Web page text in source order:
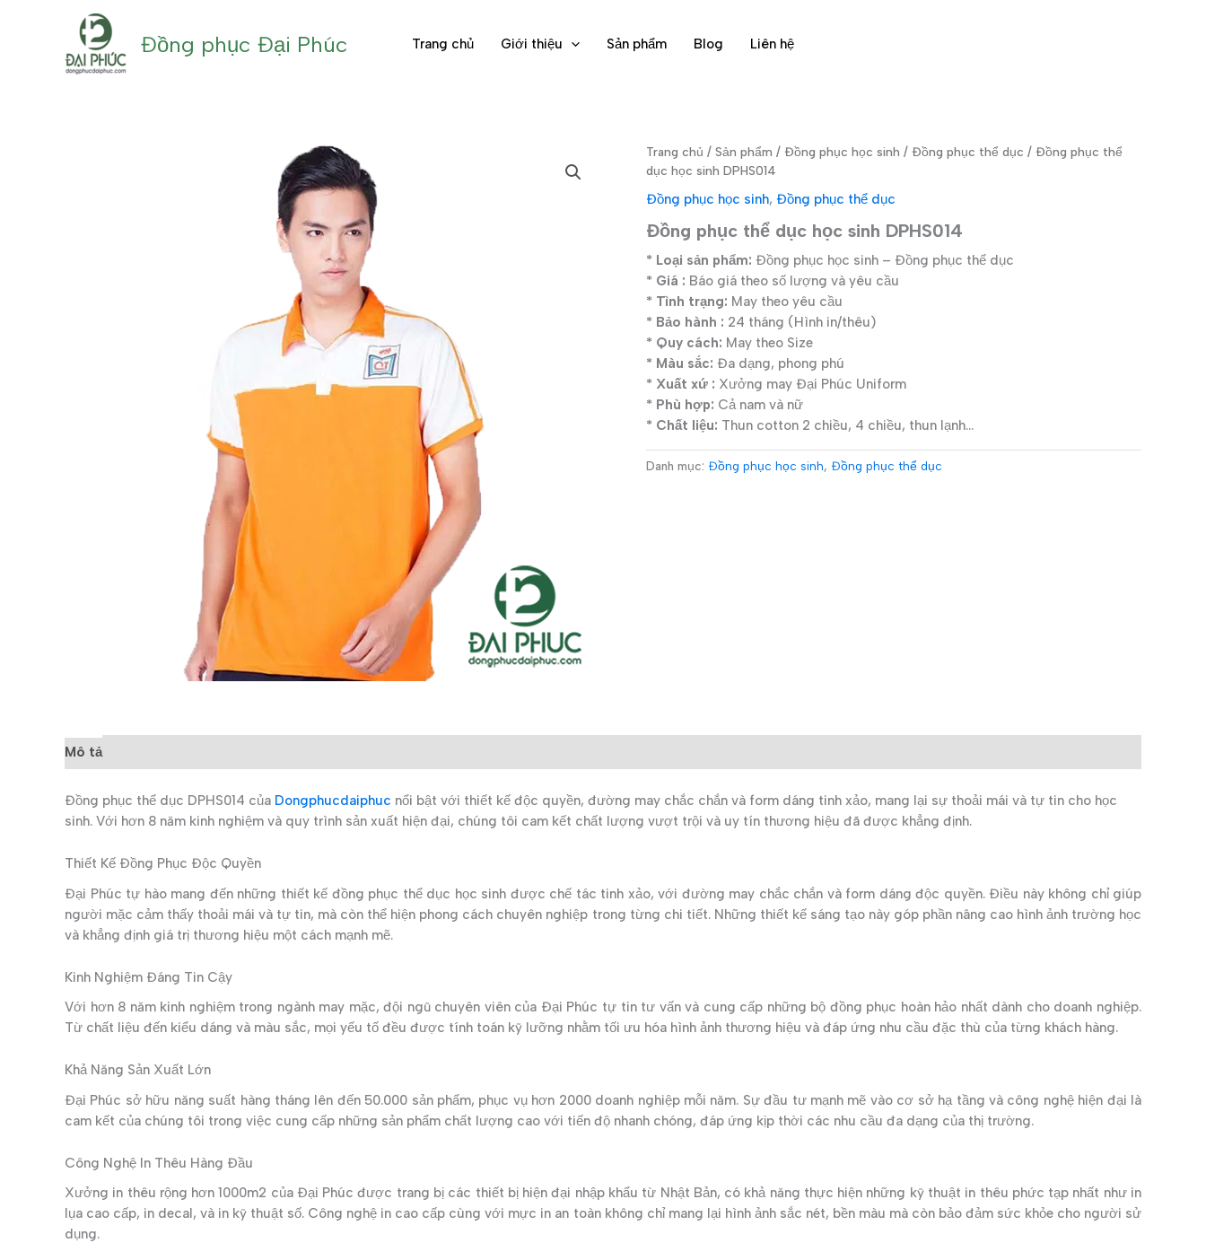
Đồng phục Đại Phúc Trang chủ Giới thiệu Sản phẩm Blog Liên hệ
Trang chủ / Sản phẩm / Đồng phục học sinh / Đồng phục thể dục / Đồng phục thể
dục học sinh DPHS014
Đồng phục học sinh, Đồng phục thể dục
Đồng phục thể dục học sinh DPHS014
* Loại sản phẩm: Đồng phục học sinh – Đồng phục thể dục
* Giá : Báo giá theo số lượng và yêu cầu
* Tình trạng: May theo yêu cầu
* Bảo hành : 24 tháng (Hình in/thêu)
* Quy cách: May theo Size
* Màu sắc: Đa dạng, phong phú
* Xuất xứ : Xưởng may Đại Phúc Uniform
* Phù hợp: Cả nam và nữ
* Chất liệu: Thun cotton 2 chiều, 4 chiều, thun lạnh…
Danh mục: Đồng phục học sinh, Đồng phục thể dục
Mô tả
Đồng phục thể dục DPHS014 của Dongphucdaiphuc nổi bật với thiết kế độc quyền, đường may chắc chắn và form dáng tinh xảo, mang lại sự thoải mái và tự tin cho học
sinh. Với hơn 8 năm kinh nghiệm và quy trình sản xuất hiện đại, chúng tôi cam kết chất lượng vượt trội và uy tín thương hiệu đã được khẳng định.
Thiết Kế Đồng Phục Độc Quyền
Đại Phúc tự hào mang đến những thiết kế đồng phục thể dục học sinh được chế tác tinh xảo, với đường may chắc chắn và form dáng độc quyền. Điều này không chỉ giúp
người mặc cảm thấy thoải mái và tự tin, mà còn thể hiện phong cách chuyên nghiệp trong từng chi tiết. Những thiết kế sáng tạo này góp phần nâng cao hình ảnh trường học
và khẳng định giá trị thương hiệu một cách mạnh mẽ.
Kinh Nghiệm Đáng Tin Cậy
Với hơn 8 năm kinh nghiệm trong ngành may mặc, đội ngũ chuyên viên của Đại Phúc tự tin tư vấn và cung cấp những bộ đồng phục hoàn hảo nhất dành cho doanh nghiệp.
Từ chất liệu đến kiểu dáng và màu sắc, mọi yếu tố đều được tính toán kỹ lưỡng nhằm tối ưu hóa hình ảnh thương hiệu và đáp ứng nhu cầu đặc thù của từng khách hàng.
Khả Năng Sản Xuất Lớn
Đại Phúc sở hữu năng suất hàng tháng lên đến 50.000 sản phẩm, phục vụ hơn 2000 doanh nghiệp mỗi năm. Sự đầu tư mạnh mẽ vào cơ sở hạ tầng và công nghệ hiện đại là
cam kết của chúng tôi trong việc cung cấp những sản phẩm chất lượng cao với tiến độ nhanh chóng, đáp ứng kịp thời các nhu cầu đa dạng của thị trường.
Công Nghệ In Thêu Hàng Đầu
Xưởng in thêu rộng hơn 1000m2 của Đại Phúc được trang bị các thiết bị hiện đại nhập khẩu từ Nhật Bản, có khả năng thực hiện những kỹ thuật in thêu phức tạp nhất như in
lụa cao cấp, in decal, và in kỹ thuật số. Công nghệ in cao cấp cùng với mực in an toàn không chỉ mang lại hình ảnh sắc nét, bền màu mà còn bảo đảm sức khỏe cho người sử
dụng.